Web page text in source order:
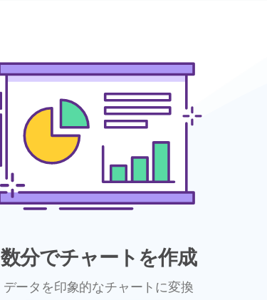
数分でチャートを作成
データを印象的なチャートに変換